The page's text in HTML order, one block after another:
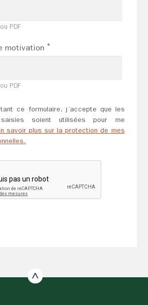
PDF
motivation *
PDF
ce formulaire, j’accepte que les
saisies soient utilisées pour me
savoir plus sur la protection de mes